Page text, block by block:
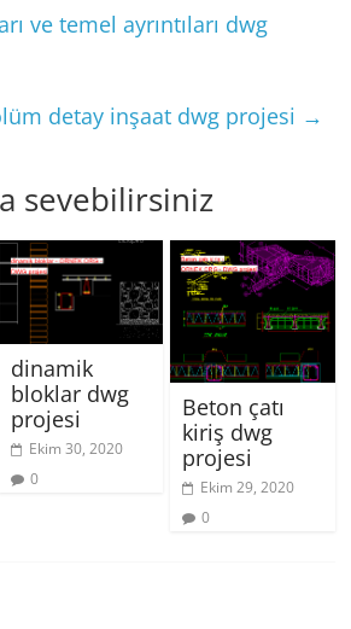
ve temel ayrıntıları dwg
detay inşaat dwg projesi →
sevebilirsiniz
dinamik
bloklar dwg
projesi
Ekim 30, 2020
0
Beton çatı
kiriş dwg
projesi
Ekim 29, 2020
0